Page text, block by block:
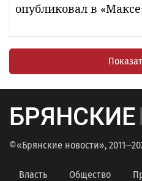
опубликовал в
БРЯНСКИЕ
©«Брянские новости»,
Власть Общество